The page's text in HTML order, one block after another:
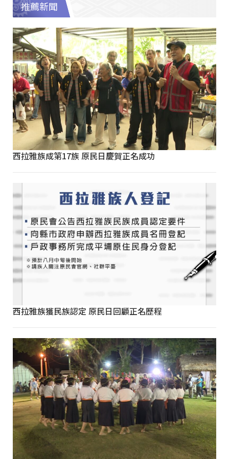
推薦新聞
西拉雅族成第17族 原民日慶賀正名成功
西拉雅族獲民族認定 原民日回顧正名歷程